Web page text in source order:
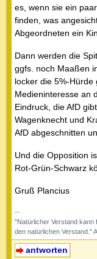
es, wenn sie ein
finden, was
Abgeordneten ein
Dann werden die
ggfs. noch Maaßen
locker die 5%-Hürde
Medieninteresse an
Eindruck, die AfD
Wagenknecht und
AfD abgeschnitten
Und die Opposition
Rot-Grün-Schwarz
Gruß Plancius
--
"Natürlicher Verstand kann
den natürlichen Verstand."
antworten